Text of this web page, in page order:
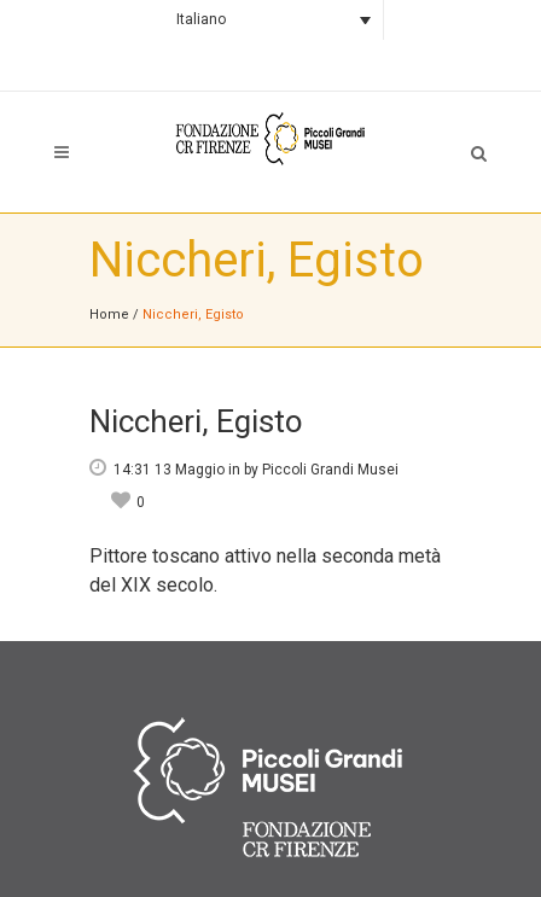
Italiano
Niccheri, Egisto
Home / Niccheri, Egisto
Niccheri, Egisto
14:31 13 Maggio in by Piccoli Grandi Musei
0
Pittore toscano attivo nella seconda metà
del XIX secolo.